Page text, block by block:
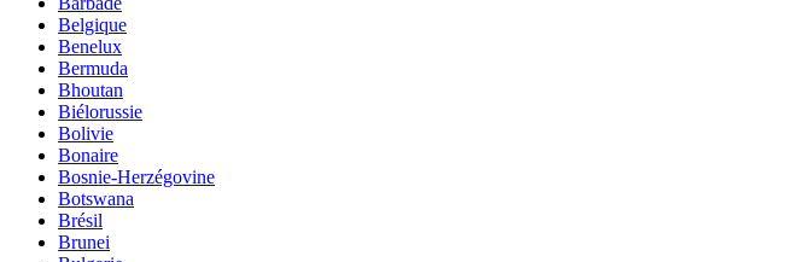
Belgique
Benelux
Bermuda
Bhoutan
Biélorussie
Bolivie
Bonaire
Bosnie-Herzégovine
Botswana
Brésil
Brunei